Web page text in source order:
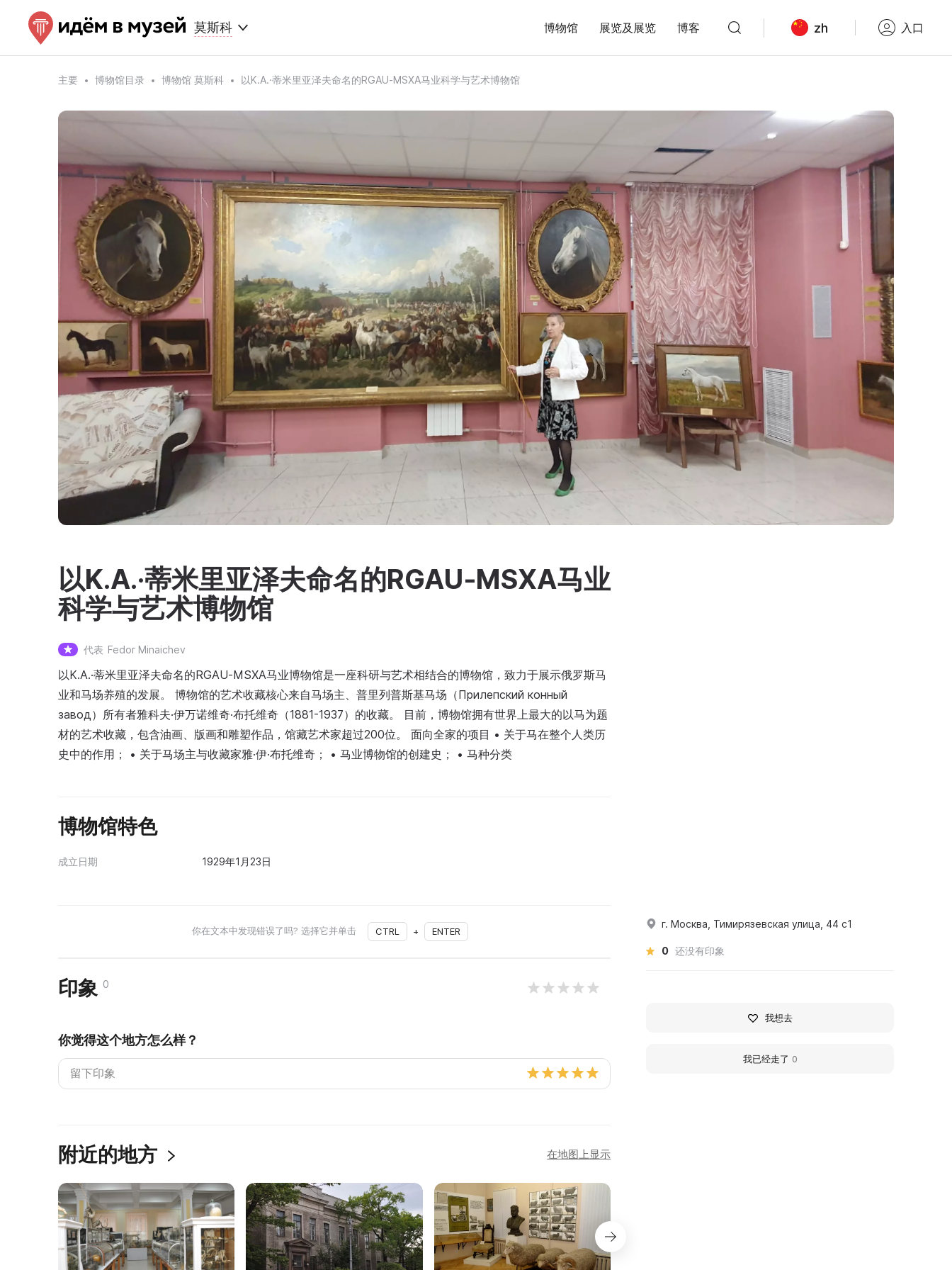
莫斯科 博物馆 展览及展览 博客 zh 入口
主要 博物馆目录 博物馆 莫斯科 以K.A.·蒂米里亚泽夫命名的RGAU‑MSХА马业科学与艺术博物馆
以K.A.·蒂米里亚泽夫命名的RGAU‑MSХА马业
科学与艺术博物馆
代表 Fedor Minaichev
以K.A.·蒂米里亚泽夫命名的RGAU‑MSХА马业博物馆是一座科研与艺术相结合的博物馆，致力于展示俄罗斯马
业和马场养殖的发展。 博物馆的艺术收藏核心来自马场主、普里列普斯基马场（Прилепский конный
завод）所有者雅科夫·伊万诺维奇·布托维奇（1881-1937）的收藏。 目前，博物馆拥有世界上最大的以马为题
材的艺术收藏，包含油画、版画和雕塑作品，馆藏艺术家超过200位。 面向全家的项目 • 关于马在整个人类历
史中的作用； • 关于马场主与收藏家雅·伊·布托维奇； • 马业博物馆的创建史； • 马种分类
博物馆特色
成立日期 1929年1月23日
你在文本中发现错误了吗? 选择它并单击 CTRL + ENTER
印象 0
你觉得这个地方怎么样？
附近的地方 在地图上显示
г. Москва, Тимирязевская улица, 44 с1
0 还没有印象
我想去
我已经走了 0